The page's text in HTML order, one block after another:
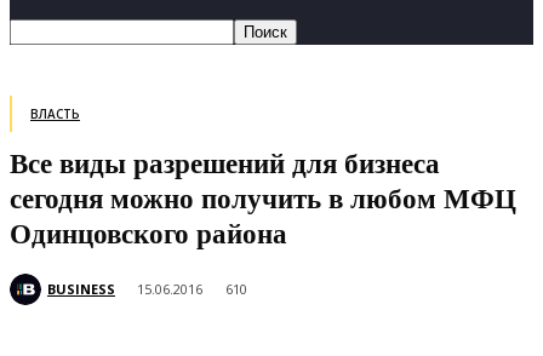
ВЛАСТЬ
Все виды разрешений для бизнеса
сегодня можно получить в любом МФЦ
Одинцовского района
BUSINESS 15.06.2016 610